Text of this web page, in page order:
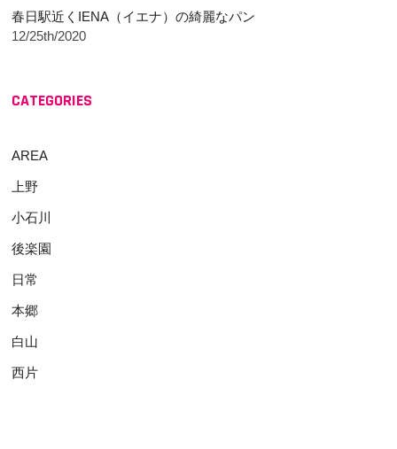
春日駅近くIENA（イエナ）の綺麗なパン
12/25th/2020
CATEGORIES
AREA
上野
小石川
後楽園
日常
本郷
白山
西片